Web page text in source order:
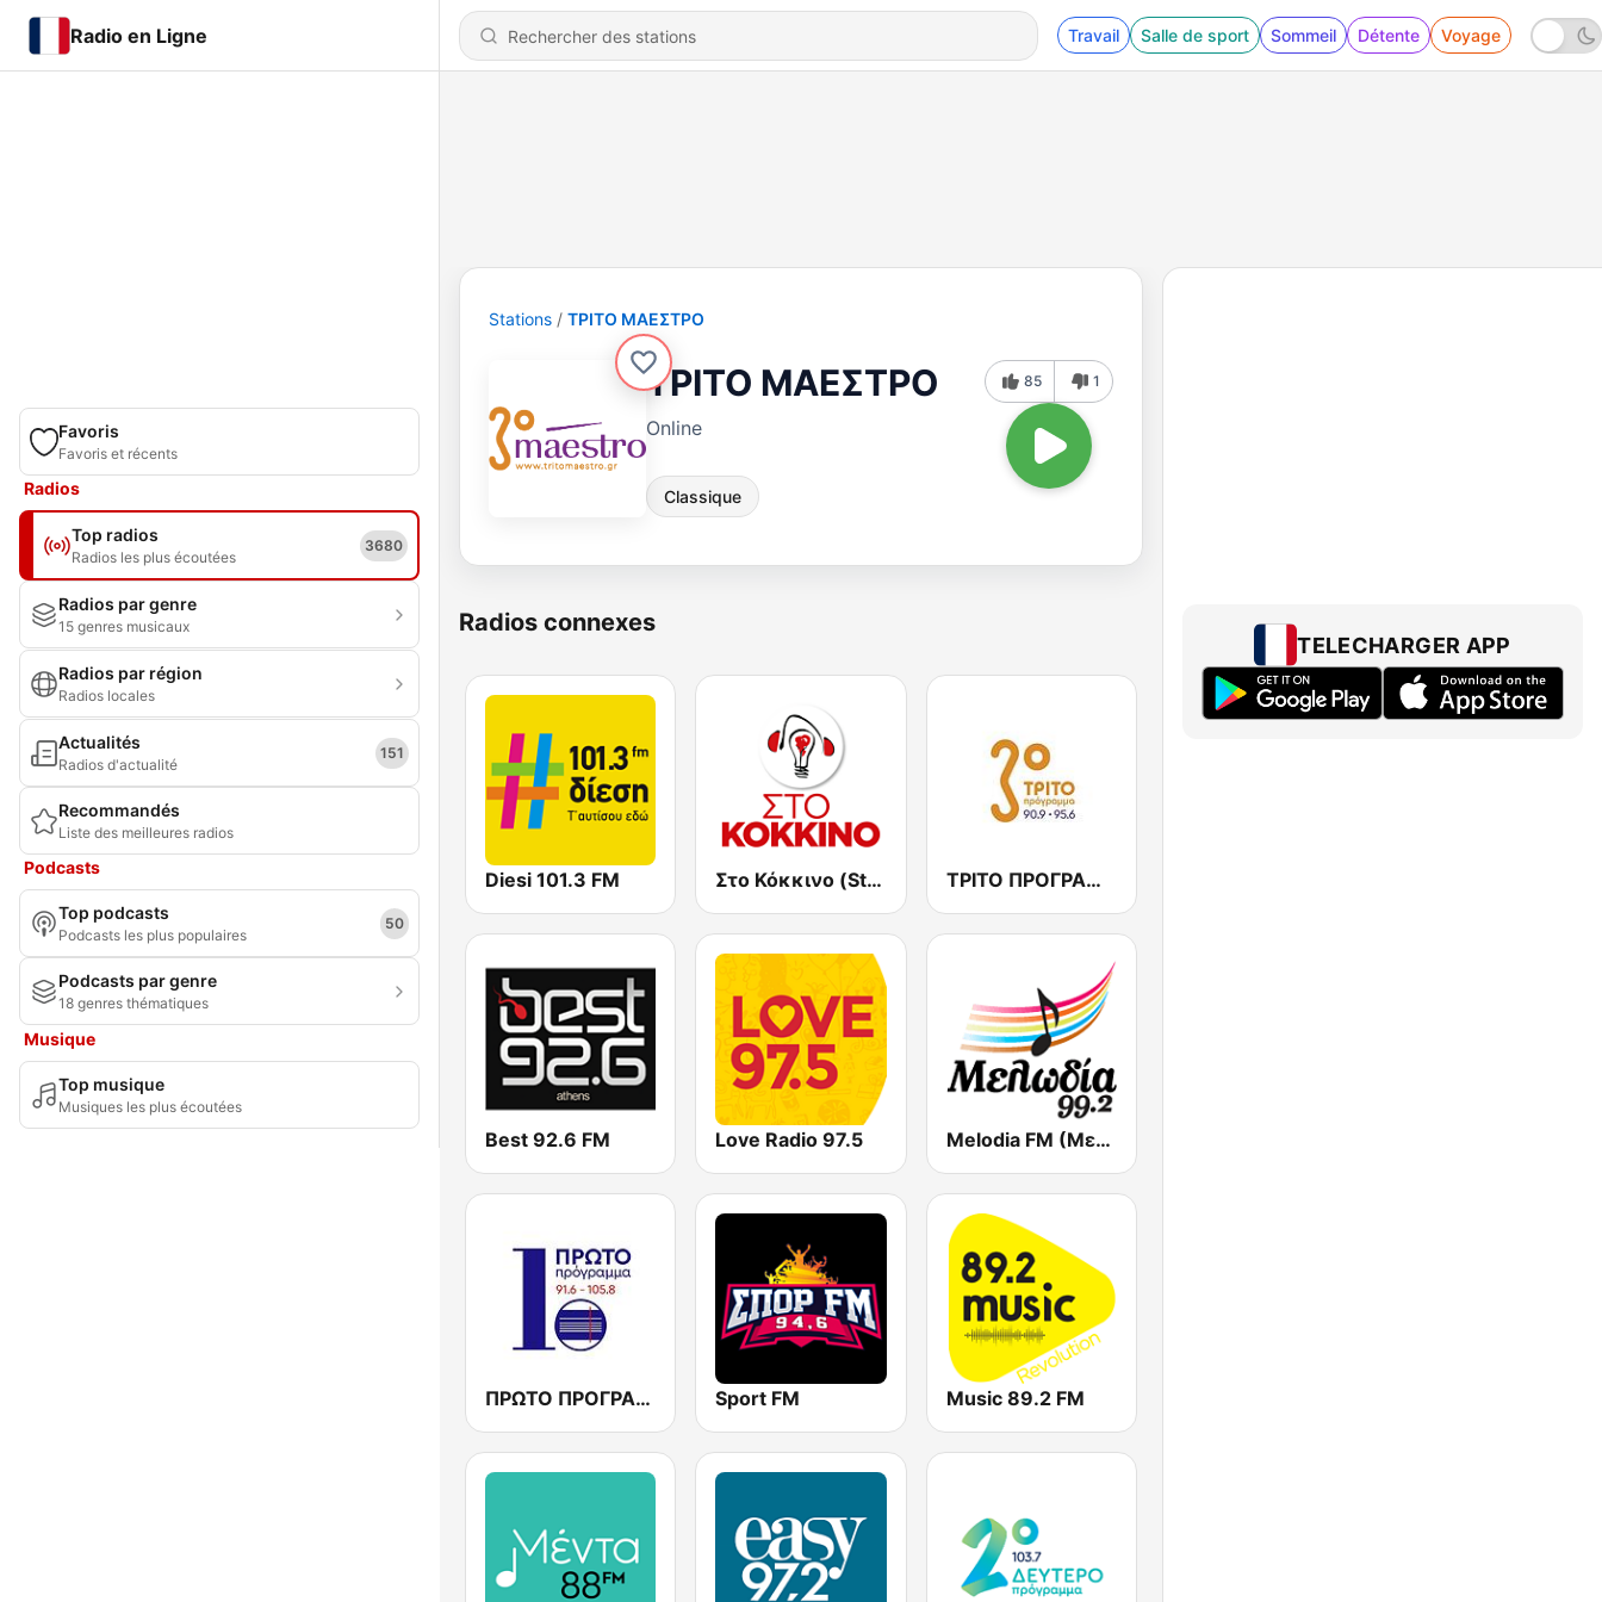
Radio en Ligne Travail Salle de sport Sommeil Détente Voyage
Favoris
Favoris et récents
Radios
Top radios
Radios les plus écoutées
3680
Radios par genre
15 genres musicaux
Radios par région
Radios locales
Actualités
Radios d'actualité
151
Recommandés
Liste des meilleures radios
Podcasts
Top podcasts
Podcasts les plus populaires
50
Podcasts par genre
18 genres thématiques
Musique
Top musique
Musiques les plus écoutées
Stations ΤΡΙΤΟ ΜΑΕΣΤΡΟ
ΤΡΙΤΟ ΜΑΕΣΤΡΟ
Online
Classique
85 1
Radios connexes
Diesi 101.3 FM Στο Κόκκινο (Sto Kokkino FM) ΤΡΙΤΟ ΠΡΟΓΡΑΜΜΑ (Trito FM)
Best 92.6 FM Love Radio 97.5 Melodia FM (Μελωδία 99.2)
ΠΡΩΤΟ ΠΡΟΓΡΑΜΜΑ (ERT Proto) Sport FM Music 89.2 FM
TELECHARGER APP